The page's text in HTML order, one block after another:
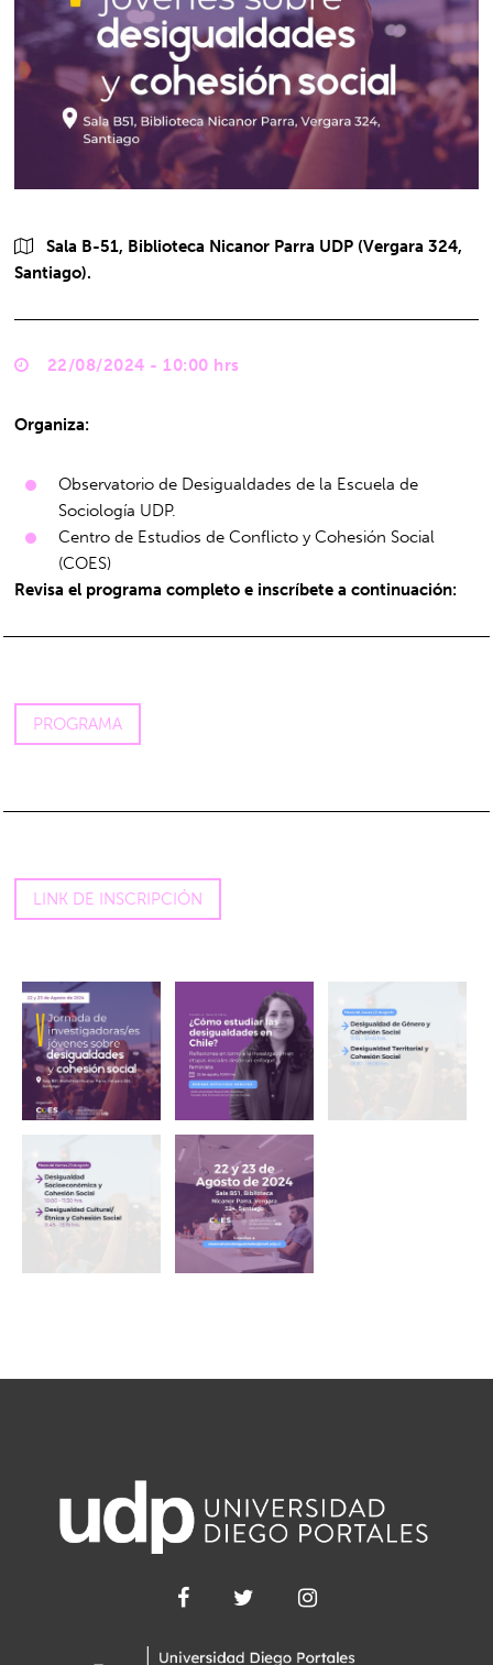
Sala B-51, Biblioteca Nicanor Parra UDP (Vergara 324,
Santiago).
22/08/2024 - 10:00 hrs
Organiza:
Observatorio de Desigualdades de la Escuela de
Sociología UDP.
Centro de Estudios de Conflicto y Cohesión Social
(COES)
Revisa el programa completo e inscríbete a continuación:
PROGRAMA
LINK DE INSCRIPCIÓN